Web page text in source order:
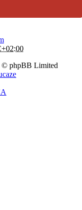
© phpBB Limited